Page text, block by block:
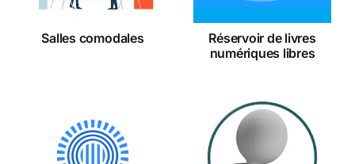
Salles comodales
Réservoir de livres
numériques libres